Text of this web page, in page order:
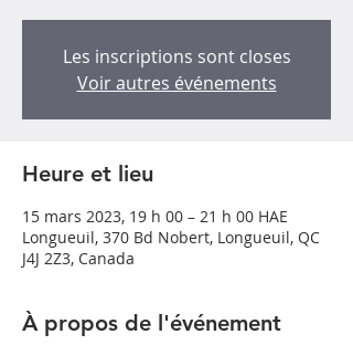
Les inscriptions sont closes
Voir autres événements
Heure et lieu
15 mars 2023, 19 h 00 – 21 h 00 HAE
Longueuil, 370 Bd Nobert, Longueuil, QC
J4J 2Z3, Canada
À propos de l'événement